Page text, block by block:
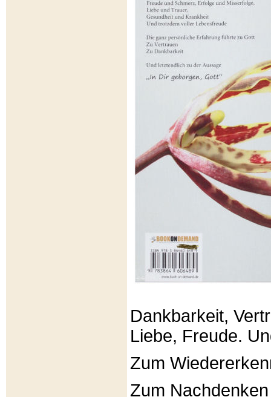
Dankbarkeit,
Liebe, Freude.
Zum
Zum Nachdenken